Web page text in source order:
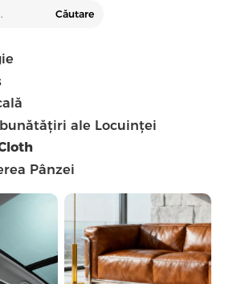
Căutare
ale Locuinței
Pânzei